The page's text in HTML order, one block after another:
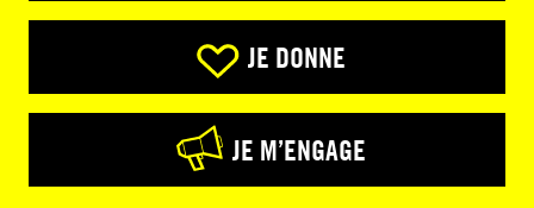
JE DONNE
JE M’ENGAGE